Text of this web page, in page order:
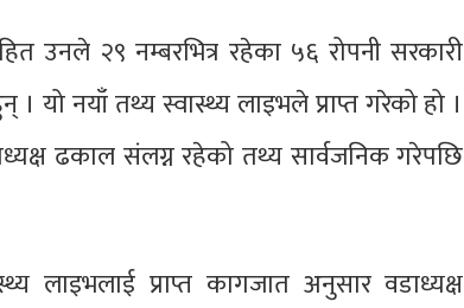
उनले २९ नम्बरभित्र रहेका ५६ रोपनी सरकारी
यो नयाँ तथ्य स्वास्थ्य लाइभले प्राप्त गरेको हो ।
ढकाल संलग्न रहेको तथ्य सार्वजनिक गरेपछि
लाइभलाई प्राप्त कागजात अनुसार वडाध्यक्ष